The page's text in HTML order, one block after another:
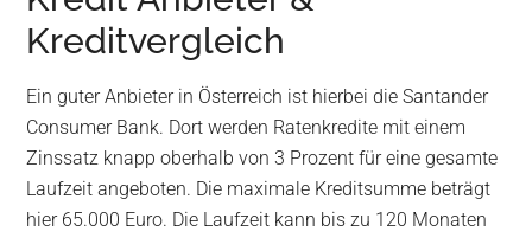
Kreditvergleich
Ein guter Anbieter in Österreich ist hierbei die Santander
Consumer Bank. Dort werden Ratenkredite mit einem
Zinssatz knapp oberhalb von 3 Prozent für eine gesamte
Laufzeit angeboten. Die maximale Kreditsumme beträgt
hier 65.000 Euro. Die Laufzeit kann bis zu 120 Monaten